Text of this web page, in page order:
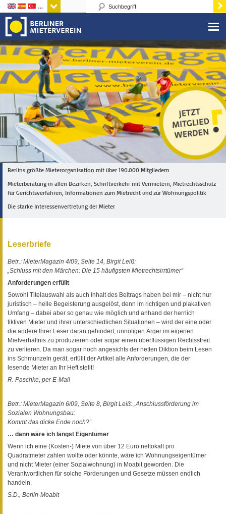
Sprachen
Berlins größte Mieterorganisation mit über 190.000 Mitgliedern
Mieterberatung in allen Bezirken, Schriftverkehr mit Vermietern, Mietrechtsschutz
für Gerichtsverfahren, Informationen zum Mietrecht und zur Wohnungspolitik
Die starke Interessenvertretung der Mieter
Leserbriefe
Betr.: MieterMagazin 4/09, Seite 14, Birgit Leiß:
„Schluss mit den Märchen: Die 15 häufigsten Mietrechtsirrtümer“
Anforderungen erfüllt
Sowohl Titelauswahl als auch Inhalt des Beitrags haben bei mir – nicht nur
juristisch – helle Begeisterung ausgelöst, denn im richtigen und plakativen
Umfang – dabei aber so genau wie möglich und anhand der herrlich
fiktiven Mieter und ihrer unterschiedlichen Situationen – wird der eine oder
die andere Ihrer Leser daran gehindert, unnötigen Ärger im eigenen
Mietverhältnis zu produzieren oder sogar einen überflüssigen Rechtsstreit
zu verlieren. Da man sogar noch angesichts der netten Diktion beim Lesen
ins Schmunzeln gerät, erfüllt der Artikel alle Anforderungen, die der
lesende Mieter an Ihr Heft stellt!
R. Paschke, per E-Mail
Betr.: MieterMagazin 6/09, Seite 8, Birgit Leiß: „Anschlussförderung im
Sozialen Wohnungsbau:
Kommt das dicke Ende noch?“
… dann wäre ich längst Eigentümer
Wenn ich eine (Kosten-) Miete von über 12 Euro nettokalt pro
Quadratmeter zahlen wollte oder könnte, wäre ich Wohnungseigentümer
und nicht Mieter (einer Sozialwohnung) in Moabit geworden. Die
Verantwortlichen für solche Förderungen und Gesetze müssen endlich
handeln.
S.D., Berlin-Moabit